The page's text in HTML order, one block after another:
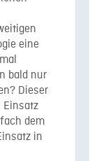
eine
bald nur
Dieser
Einsatz
dem
in